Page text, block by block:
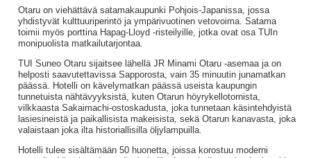
Otaru on viehättävä satamakaupunki Pohjois-Japanissa, jossa
yhdistyvät kulttuuriperintö ja ympärivuotinen vetovoima. Satama
toimii myös porttina Hapag-Lloyd -risteilyille, jotka ovat osa TUIn
monipuolista matkailutarjontaa.
TUI Suneo Otaru sijaitsee lähellä JR Minami Otaru -asemaa ja on
helposti saavutettavissa Sapporosta, vain 35 minuutin junamatkan
päässä. Hotelli on kävelymatkan päässä useista kaupungin
tunnetuista nähtävyyksistä, kuten Otarun höyrykellotornista,
vilkkaasta Sakaimachi-ostoskadusta, joka tunnetaan käsintehdyistä
lasiesineistä ja paikallisista makeisista, sekä Otarun kanavasta, joka
valaistaan joka ilta historiallisilla öljylampuilla.
Hotelli tulee sisältämään 50 huonetta, joissa korostuu moderni